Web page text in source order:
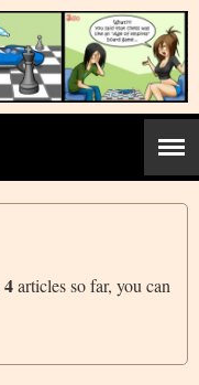
4articles so far, you can